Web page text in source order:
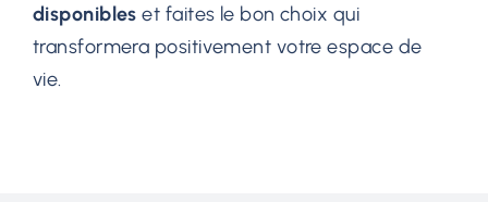
disponibles et faites le bon choix qui
transformera positivement votre espace de
vie.